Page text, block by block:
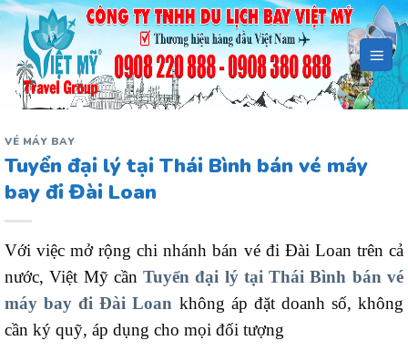
Bỏ
qua
dung
VÉ MÁY BAY
Tuyển đại lý tại Thái Bình bán vé máy
bay đi Đài Loan
Với việc mở rộng chi nhánh bán vé đi Đài Loan trên cả
nước, Việt Mỹ cầnTuyển đại lý tại Thái Bình bán vé
máy bay đi Đài Loan không áp đặt doanh số, không
cần ký quỹ, áp dụng cho mọi đối tượng